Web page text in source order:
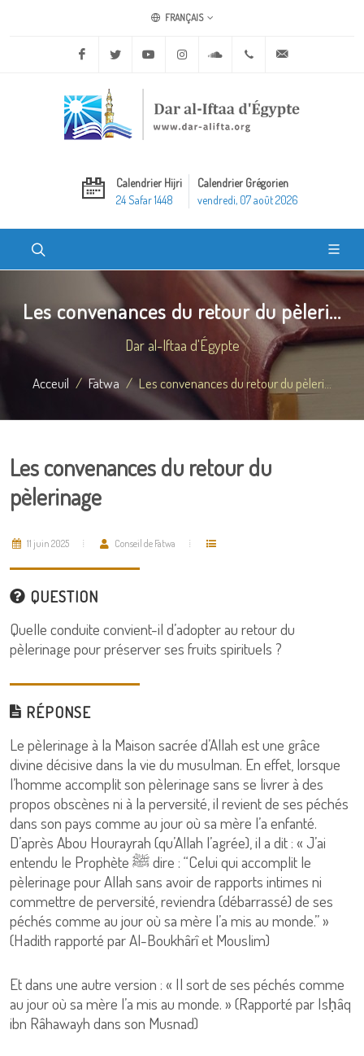
FRANÇAIS
Facebook Twitter Youtube Instagram Soundcloud+20 2 25970400
Calendrier Hijri
24 Safar 1448
Calendrier Grégorien
vendredi, 07 août 2026
Les convenances du retour du pèleri...
Dar al-Iftaa d'Égypte
Acceuil Fatwa Les convenances du retour du pèleri...
Les convenances du retour du
pèlerinage
11 juin 2025 Conseil de Fatwa
QUESTION
Quelle conduite convient-il d’adopter au retour du
pèlerinage pour préserver ses fruits spirituels ?
RÉPONSE
Le pèlerinage à la Maison sacrée d’Allah est une grâce
divine décisive dans la vie du musulman. En effet, lorsque
l’homme accomplit son pèlerinage sans se livrer à des
propos obscènes ni à la perversité, il revient de ses péchés
dans son pays comme au jour où sa mère l’a enfanté.
D’après Abou Hourayrah (qu’Allah l’agrée), il a dit : « J’ai
entendu le Prophète ﷺ dire : “Celui qui accomplit le
pèlerinage pour Allah sans avoir de rapports intimes ni
commettre de perversité, reviendra (débarrassé) de ses
péchés comme au jour où sa mère l’a mis au monde.” »
(Hadith rapporté par Al-Boukhârî et Mouslim)
Et dans une autre version : « Il sort de ses péchés comme
au jour où sa mère l’a mis au monde. » (Rapporté par Isḥâq
ibn Râhawayh dans son Musnad)